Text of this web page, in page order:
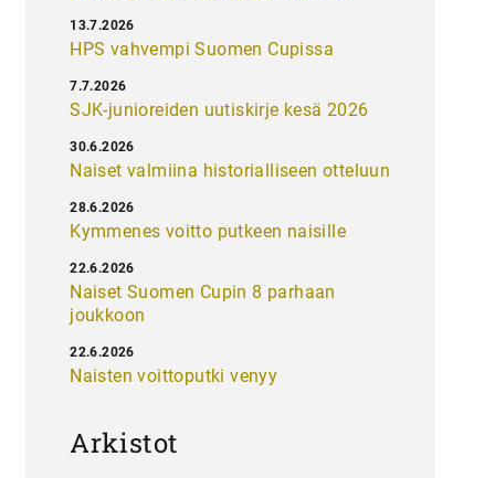
HPS vahvempi Suomen Cupissa
13.7.2026
SJK-junioreiden uutiskirje kesä 2026
7.7.2026
Naiset valmiina historialliseen otteluun
30.6.2026
Kymmenes voitto putkeen naisille
28.6.2026
Naiset Suomen Cupin 8 parhaan
joukkoon
22.6.2026
Naisten voittoputki venyy
22.6.2026
Arkistot